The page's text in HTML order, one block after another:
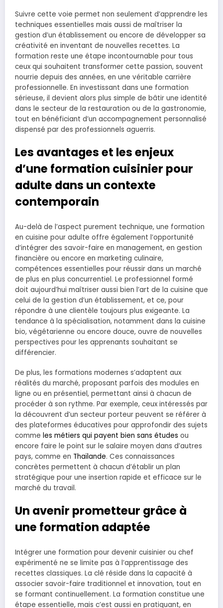
Suivre cette voie permet non seulement d’apprendre les
techniques essentielles mais aussi de maîtriser la
gestion d’un établissement ou encore de développer sa
créativité en inventant de nouvelles recettes. La
formation reste une étape incontournable pour tous
ceux qui souhaitent transformer cette passion, souvent
nourrie depuis des années, en une véritable carrière
professionnelle. En investissant dans une formation
sérieuse, il devient alors plus simple de bâtir une identité
dans le secteur de la restauration ou de la gastronomie,
tout en bénéficiant d’un accompagnement personnalisé
dispensé par des professionnels aguerris.
Les avantages et les enjeux
d’une formation cuisinier pour
adulte dans un contexte
contemporain
Au-delà de l’aspect purement technique, une formation
en cuisine pour adulte offre également l’opportunité
d’intégrer des savoir-faire en management, en gestion
financière ou encore en marketing culinaire,
compétences essentielles pour réussir dans un marché
de plus en plus concurrentiel. Le professionnel formé
doit aujourd’hui maîtriser aussi bien l’art de la cuisine que
celui de la gestion d’un établissement, et ce, pour
répondre à une clientèle toujours plus exigeante. La
tendance à la spécialisation, notamment dans la cuisine
bio, végétarienne ou encore douce, ouvre de nouvelles
perspectives pour les apprenants souhaitant se
différencier.
De plus, les formations modernes s’adaptent aux
réalités du marché, proposant parfois des modules en
ligne ou en présentiel, permettant ainsi à chacun de
procéder à son rythme. Par exemple, ceux intéressés par
la découvrent d’un secteur porteur peuvent se référer à
des plateformes éducatives pour approfondir des sujets
comme les métiers qui payent bien sans études ou
encore faire le point sur le salaire moyen dans d’autres
pays, comme en Thaïlande. Ces connaissances
concrètes permettent à chacun d’établir un plan
stratégique pour une insertion rapide et efficace sur le
marché du travail.
Un avenir prometteur grâce à
une formation adaptée
Intégrer une formation pour devenir cuisinier ou chef
expérimenté ne se limite pas à l’apprentissage des
recettes classiques. La clé réside dans la capacité à
associer savoir-faire traditionnel et innovation, tout en
se formant continuellement. La formation constitue une
étape essentielle, mais c’est aussi en pratiquant, en